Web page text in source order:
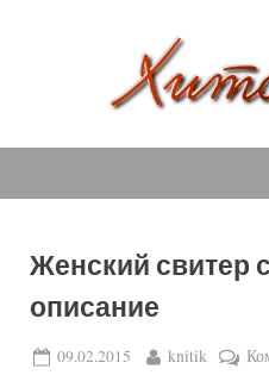
Женский свитер
описание
Posted
09.02.2015 By
knitik